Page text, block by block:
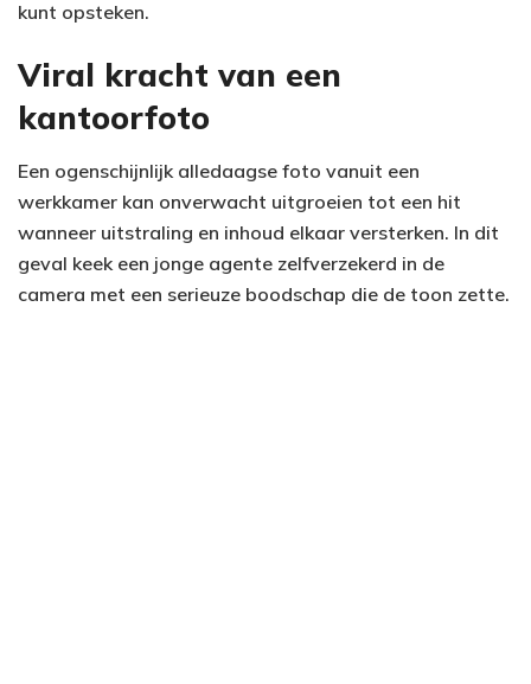
kunt opsteken.
Viral kracht van een
kantoorfoto
Een ogenschijnlijk alledaagse foto vanuit een
werkkamer kan onverwacht uitgroeien tot een hit
wanneer uitstraling en inhoud elkaar versterken. In dit
geval keek een jonge agente zelfverzekerd in de
camera met een serieuze boodschap die de toon zette.